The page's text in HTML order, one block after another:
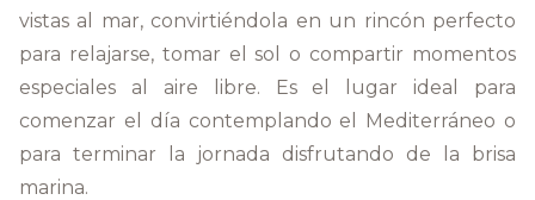
vistas al mar, convirtiéndola en un rincón perfecto
para relajarse, tomar el sol o compartir momentos
especiales al aire libre. Es el lugar ideal para
comenzar el día contemplando el Mediterráneo o
para terminar la jornada disfrutando de la brisa
marina.